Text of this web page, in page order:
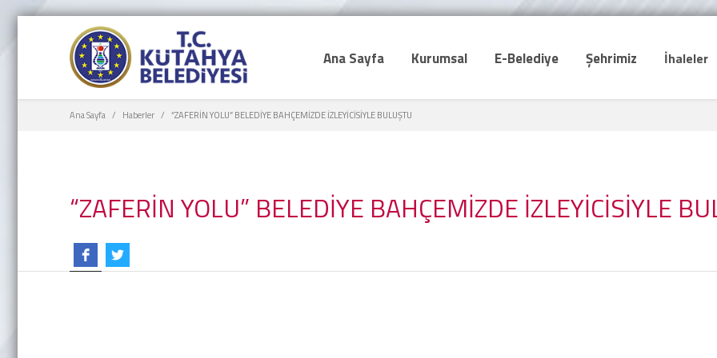
Ana Sayfa Kurumsal E-Belediye Şehrimiz İhaleler
Ana Sayfa Haberler “ZAFERİN YOLU” BELEDİYE BAHÇEMİZDE İZLEYİCİSİYLE BULUŞTU
“ZAFERİN YOLU” BELEDİYE BAHÇEMİZDE İZLEYİCİSİYLE